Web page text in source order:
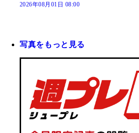
2026年08月01日 08:00
写真をもっと見る